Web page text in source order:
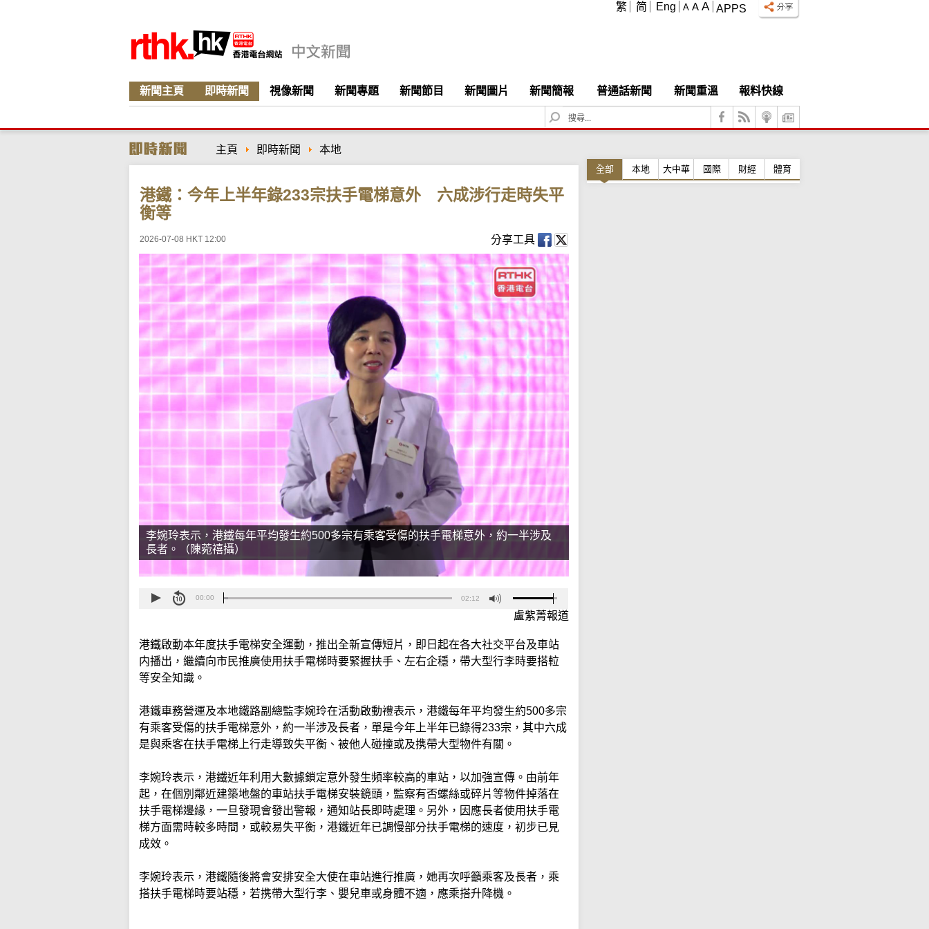
APPS
A A A
繁 简 Eng
新聞主頁 即時新聞 視像新聞 新聞專題 新聞節目 新聞圖片 新聞簡報 普通話新聞 新聞重溫
報料快線
S
e
c
主頁 即時新聞 本地
港鐵：今年上半年錄233宗扶手電梯意外 六成涉行走時失平
衡等
2026-07-08 HKT 12:00 分享工具
李婉玲表示，港鐵每年平均發生約500多宗有乘客受傷的扶手電梯意外，約一半涉及
長者。（陳菀禧攝）
00:00 02:12
盧紫菁報道
港鐵啟動本年度扶手電梯安全運動，推出全新宣傳短片，即日起在各大社交平台及車站
内播出，繼續向市民推廣使用扶手電梯時要緊握扶手、左右企穩，帶大型行李時要搭𨋢
等安全知識。
港鐵車務營運及本地鐵路副總監李婉玲在活動啟動禮表示，港鐵每年平均發生約500多宗
有乘客受傷的扶手電梯意外，約一半涉及長者，單是今年上半年已錄得233宗，其中六成
是與乘客在扶手電梯上行走導致失平衡、被他人碰撞或及携帶大型物件有關。
李婉玲表示，港鐵近年利用大數據鎖定意外發生頻率較高的車站，以加強宣傳。由前年
起，在個別鄰近建築地盤的車站扶手電梯安裝鏡頭，監察有否螺絲或碎片等物件掉落在
扶手電梯邊緣，一旦發現會發出警報，通知站長即時處理。另外，因應長者使用扶手電
梯方面需時較多時間，或較易失平衡，港鐵近年已調慢部分扶手電梯的速度，初步已見
成效。
李婉玲表示，港鐵隨後將會安排安全大使在車站進行推廣，她再次呼籲乘客及長者，乘
搭扶手電梯時要站穩，若携帶大型行李、嬰兒車或身體不適，應乘搭升降機。
全部 本地 大中華 國際 財經 體育